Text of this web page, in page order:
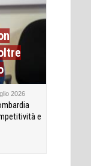
2026
e